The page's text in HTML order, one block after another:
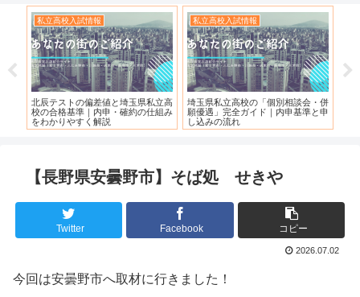
私立高校入試情報
北辰テストの偏差値と埼玉県私立高
校の合格基準｜内申・確約の仕組み
をわかりやすく解説
私立高校入試情報
埼玉県私立高校の「個別相談会・併
願優遇」完全ガイド｜内申基準と申
し込みの流れ
お店の覆
【スシロ
れている！
【長野県安曇野市】そば処 せきや
Twitter Facebook コピー
2026.07.02
今回は安曇野市へ取材に行きました！